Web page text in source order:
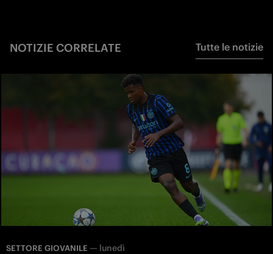
NOTIZIE CORRELATE Tutte le notizie
SETTORE GIOVANILE — lunedì